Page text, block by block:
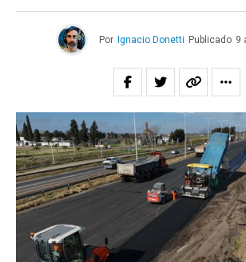
Por Ignacio Donetti Publicado 9